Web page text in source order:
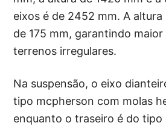
eixos é de 2452 mm. A
de 175 mm, garantindo maior
terrenos irregulares.
Na suspensão, o eixo
tipo mcpherson com molas
enquanto o traseiro é do tipo